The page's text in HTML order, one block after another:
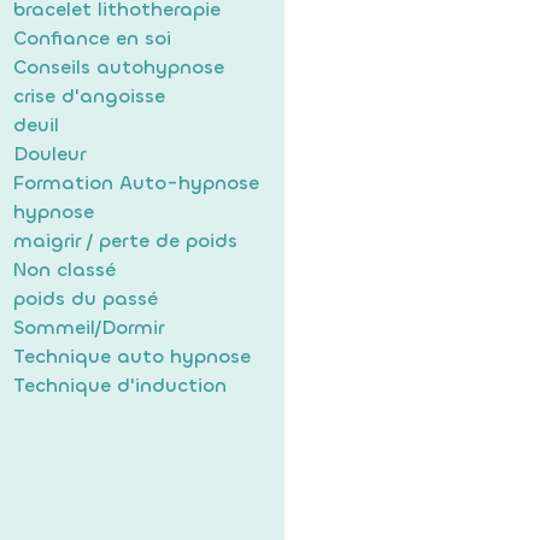
bracelet lithotherapie
Confiance en soi
Conseils autohypnose
crise d'angoisse
deuil
Douleur
Formation Auto-hypnose
hypnose
maigrir / perte de poids
Non classé
poids du passé
Sommeil/Dormir
Technique auto hypnose
Technique d'induction